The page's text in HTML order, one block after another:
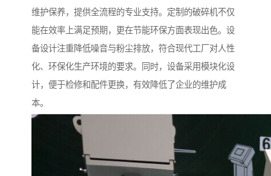
维护保养，提供全流程的专业支持。定制的破碎机不仅
能在效率上满足预期，更在节能环保方面表现出色。设
备设计注重降低噪音与粉尘排放，符合现代工厂对人性
化、环保化生产环境的要求。同时，设备采用模块化设
计，便于检修和配件更换，有效降低了企业的维护成
本。